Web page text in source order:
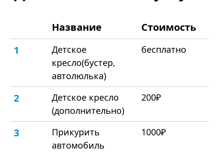
Название
Стоимость
1
Детское
кресло(бустер,
автолюлька)
бесплатно
2
Детское кресло
(дополнительно)
200₽
3
Прикурить
автомобиль
1000₽